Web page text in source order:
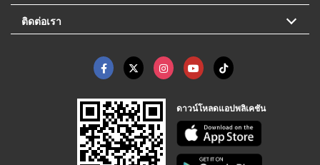
ติดต่อเรา
ดาวน์โหลดแอปพลิเคชัน